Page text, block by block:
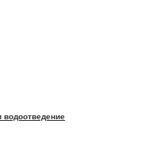
водоотведение